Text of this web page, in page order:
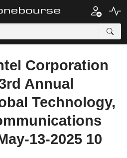
Corporation
Annual
Technology,
13-2025 10